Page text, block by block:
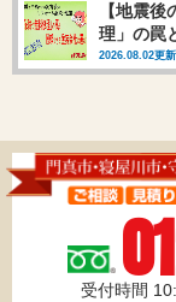
【地震
理」の罠
2026.08.02更新
受付時間